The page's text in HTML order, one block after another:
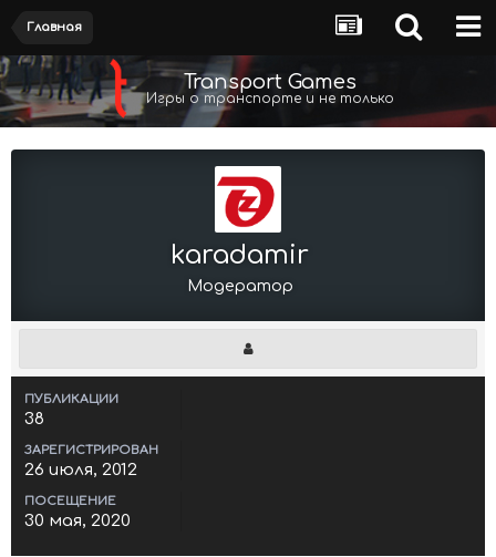
Главная
Transport Games
Игры о транспорте и не только
karadamir
Модератор
ПУБЛИКАЦИИ
38
ЗАРЕГИСТРИРОВАН
26 июля, 2012
ПОСЕЩЕНИЕ
30 мая, 2020